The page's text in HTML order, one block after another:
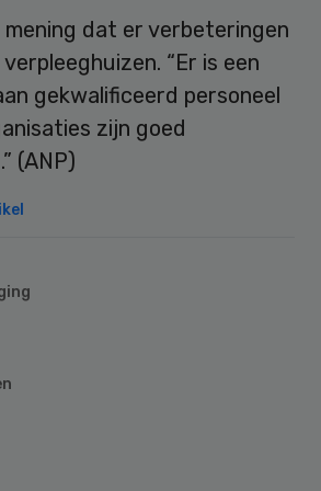
mening dat er verbeteringen
“Er is een
gekwalificeerd personeel
zijn goed
(ANP)